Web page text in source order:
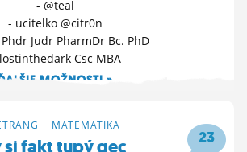
- @teal
- ucitelko @citr0n
Judr PharmDr Bc. PhD
Csc MBA
MOŽNOSTI »
23
MATEMATIKA
si fakt tupý gec